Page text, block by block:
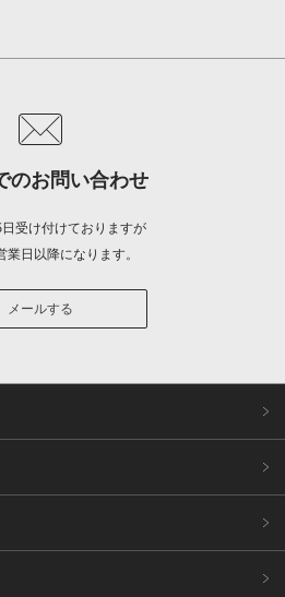
のお問い合わせ
受け付けておりますが
業日以降になります。
メールする